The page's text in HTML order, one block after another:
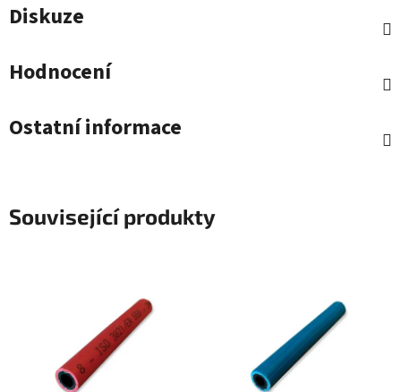
Diskuze
Hodnocení
Ostatní informace
Související produkty